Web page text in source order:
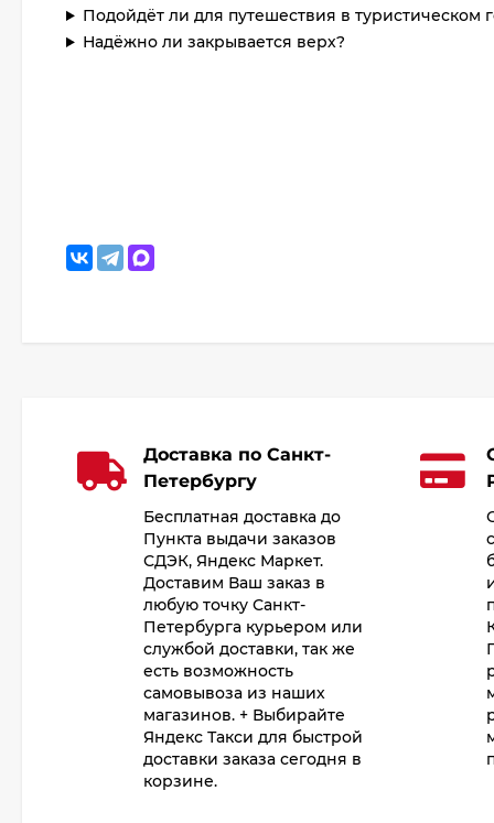
Подойдёт ли для путешествия в туристическом
Надёжно ли закрывается верх?
Доставка по Санкт-
Петербургу
Бесплатная доставка до
Пункта выдачи заказов
СДЭК, Яндекс Маркет.
Доставим Ваш заказ в
любую точку Санкт-
Петербурга курьером или
службой доставки, так же
есть возможность
самовывоза из наших
магазинов. + Выбирайте
Яндекс Такси для быстрой
доставки заказа сегодня в
корзине.